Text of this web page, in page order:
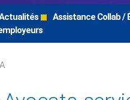
Assistance Collab /